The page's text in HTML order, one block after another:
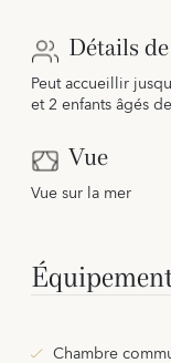
Détails
Peut accueillir
et 2 enfants âgés
Vue
Vue sur la mer
Chambre